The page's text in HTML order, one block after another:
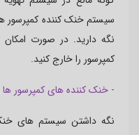
سیستم خنک کننده کمپرسور
نگه دارید. در صورت
کمپرسور را خارج کنید.
- خنک کننده های کمپرسور ها
نگه داشتن سیستم های